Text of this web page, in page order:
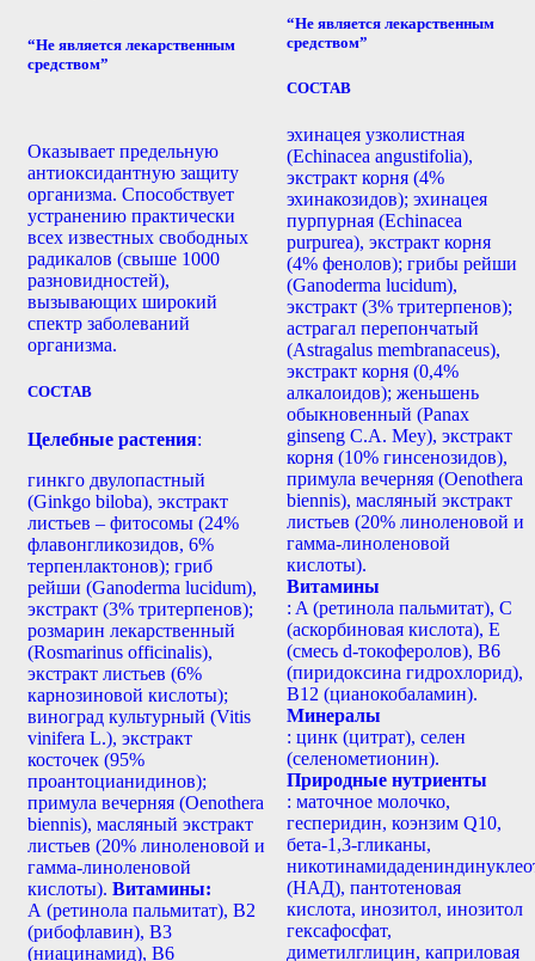
“Не является лекарственным
средством”
Оказывает предельную
антиоксидантную защиту
организма. Способствует
устранению практически
всех известных свободных
радикалов (свыше 1000
разновидностей),
вызывающих широкий
спектр заболеваний
организма.
СОСТАВ
Целебные растения:
гинкго двулопастный
(Ginkgo biloba), экстракт
листьев – фитосомы (24%
флавонгликозидов, 6%
терпенлактонов); гриб
рейши (Ganoderma lucidum),
экстракт (3% тритерпенов);
розмарин лекарственный
(Rosmarinus officinalis),
экстракт листьев (6%
карнозиновой кислоты);
виноград культурный (Vitis
vinifera L.), экстракт
косточек (95%
проантоцианидинов);
примула вечерняя (Oenothera
biennis), масляный экстракт
листьев (20% линоленовой и
гамма-линоленовой
кислоты). Витамины:
А (ретинола пальмитат), В2
(рибофлавин), В3
(ниацинамид), В6
“Не является лекарственным
средством”
СОСТАВ
эхинацея узколистная
(Echinacea angustifolia),
экстракт корня (4%
эхинакозидов); эхинацея
пурпурная (Echinacea
purpurea), экстракт корня
(4% фенолов); грибы рейши
(Ganoderma lucidum),
экстракт (3% тритерпенов);
астрагал перепончатый
(Astragalus membranaceus),
экстракт корня (0,4%
алкалоидов); женьшень
обыкновенный (Panax
ginseng С.А. Mey), экстракт
корня (10% гинсенозидов),
примула вечерняя (Oenothera
biennis), масляный экстракт
листьев (20% линоленовой и
гамма-линоленовой
кислоты).
Витамины
: A (ретинола пальмитат), С
(аскорбиновая кислота), E
(смесь d-токоферолов), B6
(пиридоксина гидрохлорид),
B12 (цианокобаламин).
Минералы
: цинк (цитрат), селен
(селенометионин).
Природные нутриенты
: маточное молочко,
гесперидин, коэнзим Q10,
бета-1,3-гликаны,
(НАД), пантотеновая
кислота, инозитол, инозитол
гексафосфат,
диметилглицин, каприловая